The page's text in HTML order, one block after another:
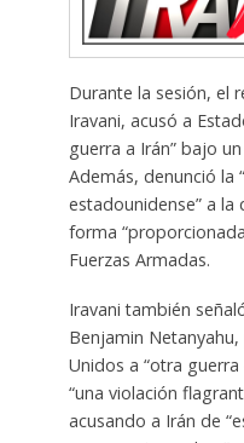
Durante la sesión, el
Iravani, acusó a
guerra a Irán” bajo
Además, denunció la
estadounidense” a
forma
Fuerzas Armadas.
Iravani también
Benjamin
Unidos a “otra
“una violación
acusando a Irán de